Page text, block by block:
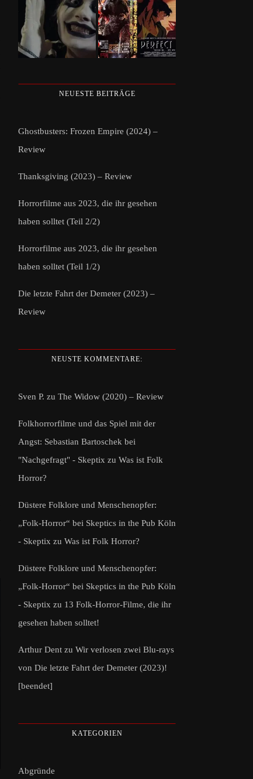
NEUESTE BEITRÄGE
Ghostbusters: Frozen Empire (2024) –
Review
Thanksgiving (2023) – Review
Horrorfilme aus 2023, die ihr gesehen
haben solltet (Teil 2/2)
Horrorfilme aus 2023, die ihr gesehen
haben solltet (Teil 1/2)
Die letzte Fahrt der Demeter (2023) –
Review
NEUSTE KOMMENTARE:
Sven P. zu The Widow (2020) – Review
Folkhorrorfilme und das Spiel mit der
Angst: Sebastian Bartoschek bei
"Nachgefragt" - Skeptix zu Was ist Folk
Horror?
Düstere Folklore und Menschenopfer:
„Folk-Horror“ bei Skeptics in the Pub Köln
- Skeptix zu Was ist Folk Horror?
Düstere Folklore und Menschenopfer:
„Folk-Horror“ bei Skeptics in the Pub Köln
- Skeptix zu 13 Folk-Horror-Filme, die ihr
gesehen haben solltet!
Arthur Dent zu Wir verlosen zwei Blu-rays
von Die letzte Fahrt der Demeter (2023)!
[beendet]
KATEGORIEN
Abgründe